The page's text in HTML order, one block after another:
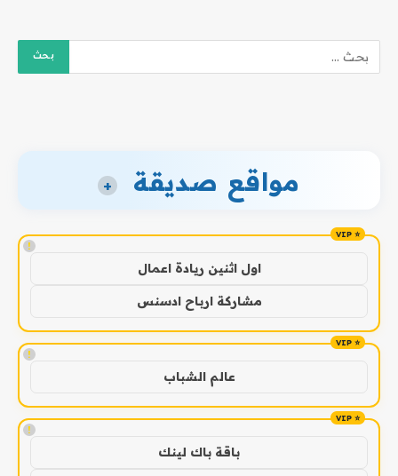
مواقع صديقة +
!
اول اثنين ريادة اعمال
مشاركة ارباح ادسنس
!
عالم الشباب
!
باقة باك لينك